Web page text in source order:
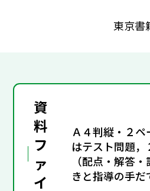
東京
資
料
フ
ァ
イ
Ａ４判縦・２
はテスト問題
（配点・解答
きと指導の手だ